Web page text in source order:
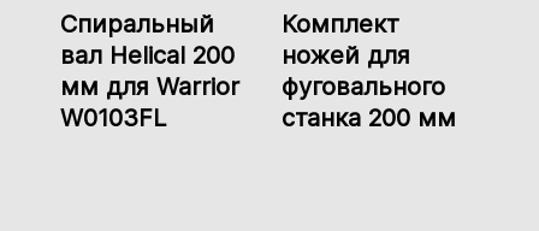
Спиральный
вал Helical 200
мм для Warrior
W0103FL
Комплект
ножей для
фуговального
станка 200 мм